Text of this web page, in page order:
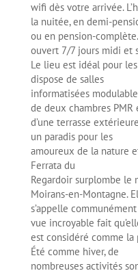
wifi dès votre arrivée.
la nuitée, en demi-
ou en pension-
ouvert 7/7 jours midi et
Le lieu est idéal pour
dispose de salles
informatisées
de deux chambres PMR
d’une terrasse
un paradis pour les
amoureux de la nature
Ferrata du
Regardoir surplombe le
Moirans-en-Montagne.
s’appelle
vue incroyable fait
est considéré comme la
Été comme hiver, de
nombreuses activités